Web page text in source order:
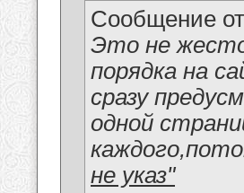
Сообщение от
Это не
порядка на
сразу
одной
не указ"